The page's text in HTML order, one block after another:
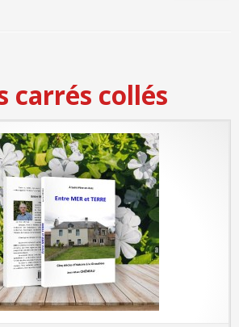
carrés collés